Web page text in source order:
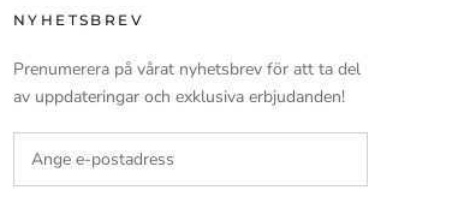
NYHETSBREV
Prenumerera på vårat nyhetsbrev för att ta del
av uppdateringar och exklusiva erbjudanden!